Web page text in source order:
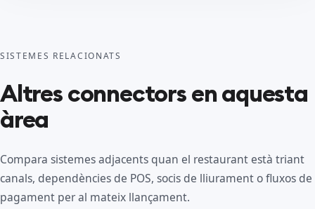
SISTEMES RELACIONATS
Altres connectors en aquesta
àrea
Compara sistemes adjacents quan el restaurant està triant
canals, dependències de POS, socis de lliurament o fluxos de
pagament per al mateix llançament.